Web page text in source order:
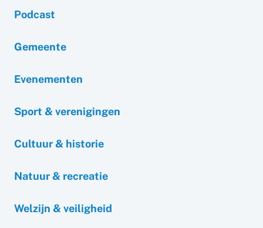
Podcast
Gemeente
Evenementen
Sport & verenigingen
Cultuur & historie
Natuur & recreatie
Welzijn & veiligheid